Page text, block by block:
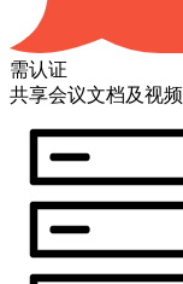
需认证
共享会议文档及视频